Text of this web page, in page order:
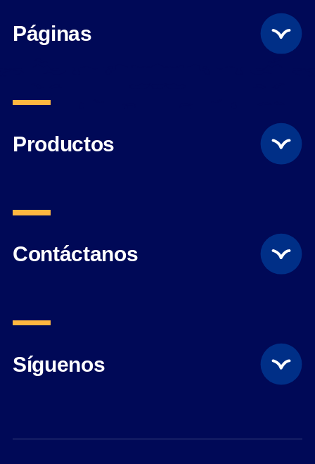
Páginas
Productos
Contáctanos
Síguenos